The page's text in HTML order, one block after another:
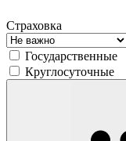
Страховка
Государственные
Круглосуточные